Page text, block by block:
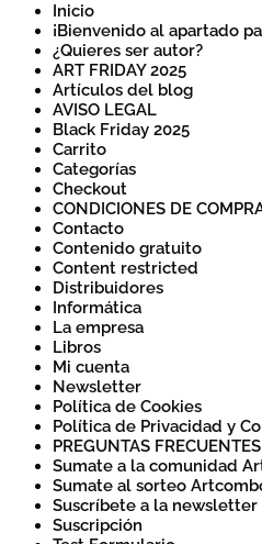
Inicio
¡Bienvenido al apartado
¿Quieres ser autor?
ART FRIDAY 2025
Artículos del blog
AVISO LEGAL
Black Friday 2025
Carrito
Categorías
Checkout
CONDICIONES DE
Contacto
Contenido gratuito
Content restricted
Distribuidores
Informática
La empresa
Libros
Mi cuenta
Newsletter
Política de Cookies
Política de Privacidad y
PREGUNTAS FRECUENTES
Sumate a la comunidad
Sumate al sorteo
Suscríbete a la
Suscripción